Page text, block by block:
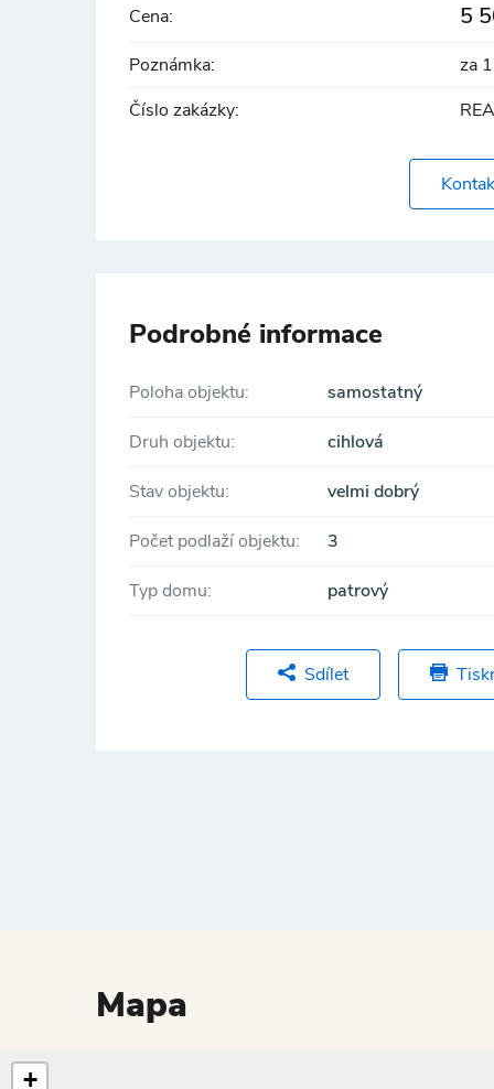
Cena: 5
Poznámka:
za
Číslo zakázky:
Podrobné informace
Poloha objektu: samostatný
Druh objektu: cihlová
Stav objektu: velmi dobrý
Počet podlaží objektu: 3
Typ domu: patrový
Sdílet
Mapa
+